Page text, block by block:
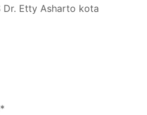
Dr. Etty Asharto kota